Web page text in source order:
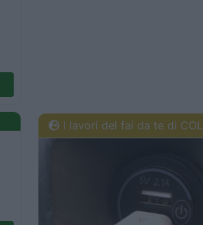
I lavori del fai da te di COL